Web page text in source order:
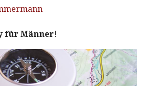
für Männer!